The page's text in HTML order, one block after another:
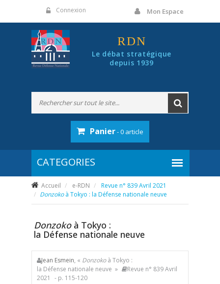
Connexion Mon Espace
RDN
Le débat stratégique
depuis 1939
Panier- 0 article
Accueil e-RDN
Revue n° 839 Avril 2021
Donzokoà Tokyo : la Défense nationale neuve
Donzokoà Tokyo :
la Défense nationale neuve
Jean Esmein, « Donzokoà Tokyo :
la Défense nationale neuve »
Revue n° 839 Avril
2021
- p. 115-120